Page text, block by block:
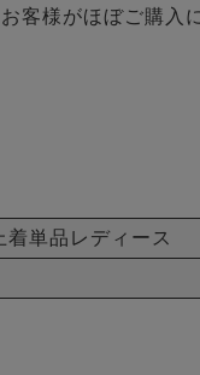
客様がほぼご購入
着単品レディース